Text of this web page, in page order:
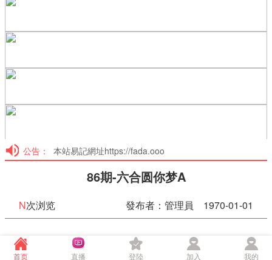
公告： 本站易記網址https://fada.ooo
86期-六合圆你梦A
N次浏览 發布者：管理員 1970-01-01
86期-六合圆你梦A
首页 直播 登陸 加入 我的